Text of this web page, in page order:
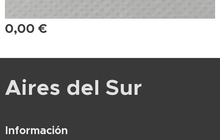
0,00 €
Aires del Sur
Información